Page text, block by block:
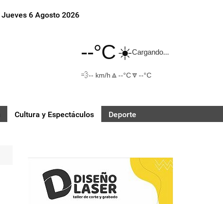
Jueves 6 Agosto 2026
--°C☀️Cargando...
💨-- km/h 🔼 --°C🔽 --°C
Cultura y Espectáculos Deporte